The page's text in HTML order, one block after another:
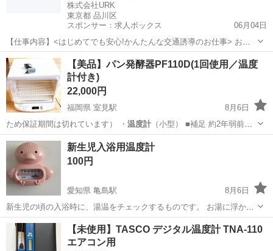
株式会社URK
東京都 品川区
スポンサー：求人ボックス
06月04日
【仕事内容】<はじめてでも安心!かんたんな交通誘導のお仕事> お願
いするのは、住宅街の工事現場で車や人を安全に誘導するお仕事で
す。 工事現場といっても、住宅街が多いので、交通量は少なめで落ち
着いた環境。 しかも、複雑な片側交互通行...
アルバイト・パート
【美品】パン発酵器PF110D(1回使用／温度
計付き)
22,000円
福岡県 室見駅
8月6日
ため保証期間は切れています） ・ 温度計（小型） ■補足 約2年弱前
に…
福岡 福岡市 室見駅 キッチン家電
新生児入浴用温度計
100円
愛知県 亀島駅
8月6日
新生児の頃の入浴時に、湯温をチェックするものです。 お湯に浮かば
せ温度をチェックするタイプです 子供と一緒に湯船に入る前までの数
ヶ月の使用です。 その後自宅保管 中古品になるため、ご理解頂ける方
のみご購入お願いします ...
愛知 名古屋市 亀島駅 ベビー用品 新生児
【未使用】TASCO デジタル温度計 TNA-110
エアコン用